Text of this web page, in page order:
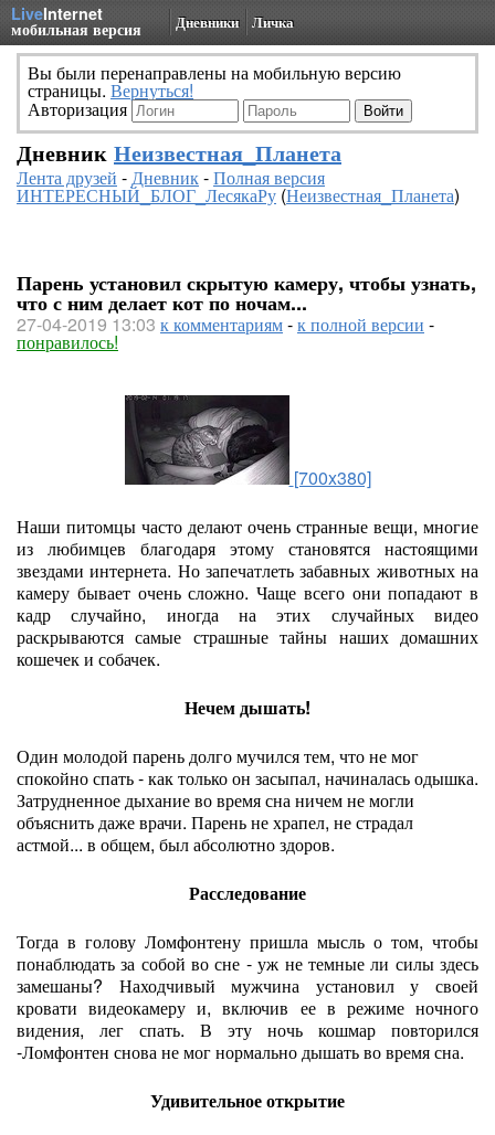
LiveInternet
мобильная версия Дневники Личка
Вы были перенаправлены на мобильную версию
страницы. Вернуться!
Авторизация
Дневник Неизвестная_Планета
Лента друзей -Дневник-Полная версия
ИНТЕРЕСНЫЙ_БЛОГ_ЛесякаРу(Неизвестная_Планета)
Парень установил скрытую камеру, чтобы узнать,
что с ним делает кот по ночам...
27-04-2019 13:03 к комментариям-к полной версии -
понравилось!
[700x380]
Наши питомцы часто делают очень странные вещи, многие
из любимцев благодаря этому становятся настоящими
звездами интернета. Но запечатлеть забавных животных на
камеру бывает очень сложно. Чаще всего они попадают в
кадр случайно, иногда на этих случайных видео
раскрываются самые страшные тайны наших домашних
кошечек и собачек.
Нечем дышать!
Один молодой парень долго мучился тем, что не мог
спокойно спать - как только он засыпал, начиналась одышка.
Затрудненное дыхание во время сна ничем не могли
объяснить даже врачи. Парень не храпел, не страдал
астмой... в общем, был абсолютно здоров.
Расследование
Тогда в голову Ломфонтену пришла мысль о том, чтобы
понаблюдать за собой во сне - уж не темные ли силы здесь
замешаны? Находчивый мужчина установил у своей
кровати видеокамеру и, включив ее в режиме ночного
видения, лег спать. В эту ночь кошмар повторился
-Ломфонтен снова не мог нормально дышать во время сна.
Удивительное открытие